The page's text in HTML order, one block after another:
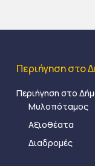
Περιήγηση στο
Περιήγηση στο
Μυλοπόταμος
Αξιοθέατα
Διαδρομές